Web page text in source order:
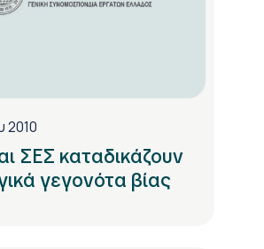
2010
ΣΕΣ καταδικάζουν
γεγονότα βίας